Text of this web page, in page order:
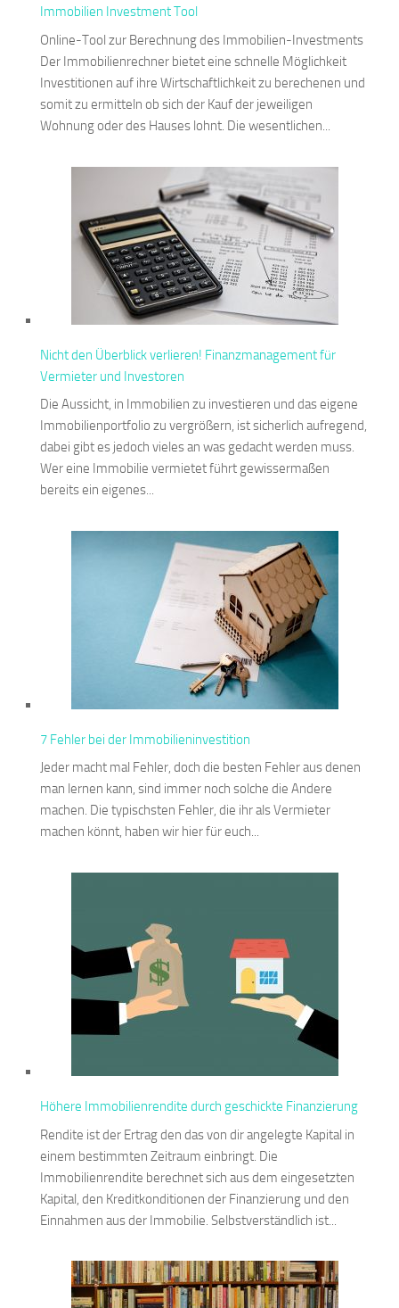
Immobilien Investment Tool
Online-Tool zur Berechnung des Immobilien-Investments
Der Immobilienrechner bietet eine schnelle Möglichkeit
Investitionen auf ihre Wirtschaftlichkeit zu berechenen und
somit zu ermitteln ob sich der Kauf der jeweiligen
Wohnung oder des Hauses lohnt. Die wesentlichen...
Nicht den Überblick verlieren! Finanzmanagement für
Vermieter und Investoren
Die Aussicht, in Immobilien zu investieren und das eigene
Immobilienportfolio zu vergrößern, ist sicherlich aufregend,
dabei gibt es jedoch vieles an was gedacht werden muss.
Wer eine Immobilie vermietet führt gewissermaßen
bereits ein eigenes...
7 Fehler bei der Immobilieninvestition
Jeder macht mal Fehler, doch die besten Fehler aus denen
man lernen kann, sind immer noch solche die Andere
machen. Die typischsten Fehler, die ihr als Vermieter
machen könnt, haben wir hier für euch...
Höhere Immobilienrendite durch geschickte Finanzierung
Rendite ist der Ertrag den das von dir angelegte Kapital in
einem bestimmten Zeitraum einbringt. Die
Immobilienrendite berechnet sich aus dem eingesetzten
Kapital, den Kreditkonditionen der Finanzierung und den
Einnahmen aus der Immobilie. Selbstverständlich ist...